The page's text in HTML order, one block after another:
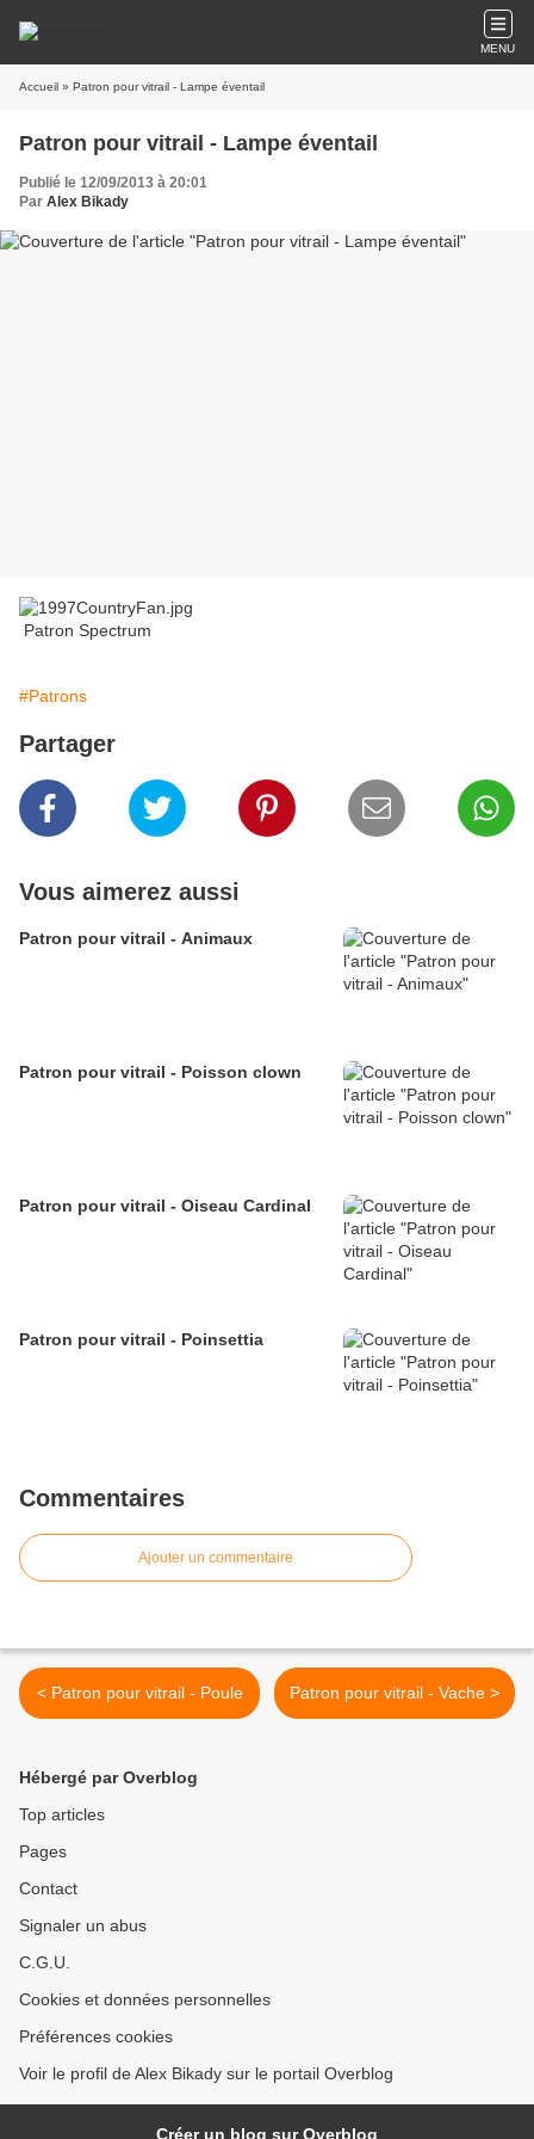
MENU
Accueil » Patron pour vitrail - Lampe éventail
Patron pour vitrail - Lampe éventail
Publié le 12/09/2013 à 20:01
Par Alex Bikady
Patron Spectrum
#Patrons
Partager
Vous aimerez aussi
Patron pour vitrail - Animaux
Patron pour vitrail - Poisson clown
Patron pour vitrail - Oiseau Cardinal
Patron pour vitrail - Poinsettia
Commentaires
Ajouter un commentaire
< Patron pour vitrail - Poule Patron pour vitrail - Vache >
Hébergé par Overblog
Top articles
Pages
Contact
Signaler un abus
C.G.U.
Cookies et données personnelles
Préférences cookies
Voir le profil de Alex Bikady sur le portail Overblog
Créer un blog sur Overblog